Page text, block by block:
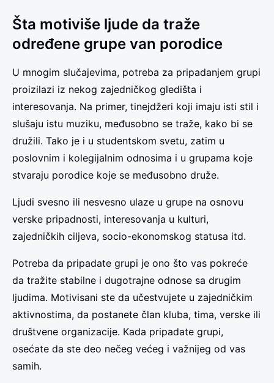
Šta motiviše ljude da traže
određene grupe van porodice
U mnogim slučajevima, potreba za pripadanjem grupi
proizilazi iz nekog zajedničkog gledišta i
interesovanja. Na primer, tinejdžeri koji imaju isti stil i
slušaju istu muziku, međusobno se traže, kako bi se
družili. Tako je i u studentskom svetu, zatim u
poslovnim i kolegijalnim odnosima i u grupama koje
stvaraju porodice koje se međusobno druže.
Ljudi svesno ili nesvesno ulaze u grupe na osnovu
verske pripadnosti, interesovanja u kulturi,
zajedničkih ciljeva, socio-ekonomskog statusa itd.
Potreba da pripadate grupi je ono što vas pokreće
da tražite stabilne i dugotrajne odnose sa drugim
ljudima. Motivisani ste da učestvujete u zajedničkim
aktivnostima, da postanete član kluba, tima, verske ili
društvene organizacije. Kada pripadate grupi,
osećate da ste deo nečeg većeg i važnijeg od vas
samih.